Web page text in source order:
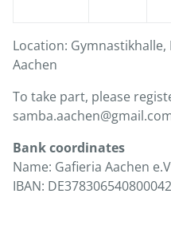
Location:
Aachen
To take part, please
Bank coordinates
Name: Gafieria Aachen
IBAN:
We are looking forward